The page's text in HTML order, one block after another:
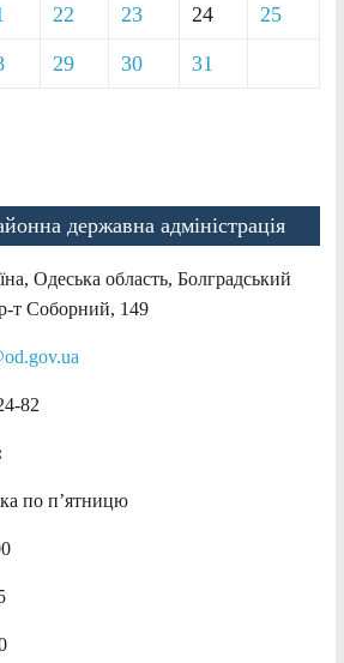
22 23 24 25
29 30 31
державна адміністрація
Одеська область, Болградський
т Соборний, 149
82
по п’ятницю